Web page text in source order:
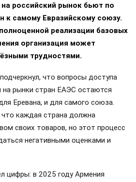
российский рынок бьют по
к самому Евразийскому союзу.
реализации базовых
организация может
трудностями.
что вопросы доступа
на рынки стран ЕАЭС остаются
Еревана, и для самого союза.
каждая страна должна
своих товаров, но этот процесс
негативными оценками и
цифры: в 2025 году Армения